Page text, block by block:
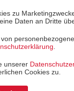
Der Benutzer
zu
Daten an Dritte
unserer
Cookies zu.